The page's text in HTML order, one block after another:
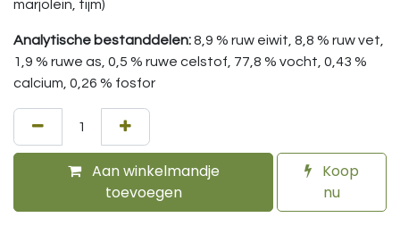
marjolein, tijm)
Analytische bestanddelen:8,9 % ruw eiwit, 8,8 % ruw vet,
1,9 % ruwe as, 0,5 % ruwe celstof, 77,8 % vocht, 0,43 %
calcium, 0,26 % fosfor
Aan winkelmandje
toevoegen
Koop
nu